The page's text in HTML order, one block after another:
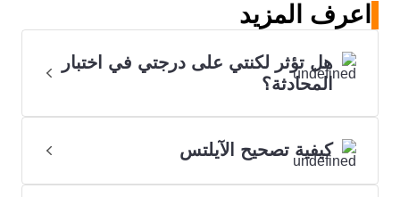
اعرف المزيد
هل تؤثر لكنتي على درجتي في اختبار
المحادثة؟
كيفية تصحيح الآيلتس